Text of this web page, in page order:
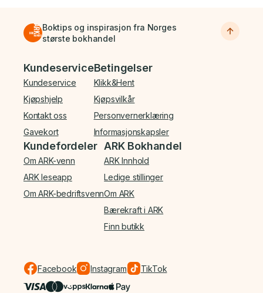
Boktips og inspirasjon fra Norges
største bokhandel
Bunnmeny
Kundeservice
Kundeservice
Kjøpshjelp
Kontakt oss
Gavekort
Betingelser
Klikk&Hent
Kjøpsvilkår
Personvernerklæring
Informasjonskapsler
Kundefordeler
Om ARK-venn
ARK leseapp
Om ARK-bedriftsvenn
ARK Bokhandel
ARK Innhold
Ledige stillinger
Om ARK
Bærekraft i ARK
Finn butikk
Facebook Instagram TikTok